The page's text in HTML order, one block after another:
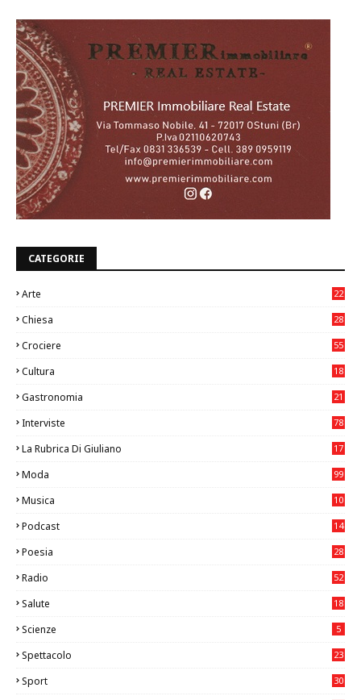
CATEGORIE
Arte
22
Chiesa
28
Crociere 55
Cultura
18
Gastronomia
21
Interviste 78
La Rubrica Di Giuliano
17
Moda 99
Musica
10
Podcast 14
Poesia 28
Radio 52
Salute
18
Scienze 5
Spettacolo 23
Sport
30